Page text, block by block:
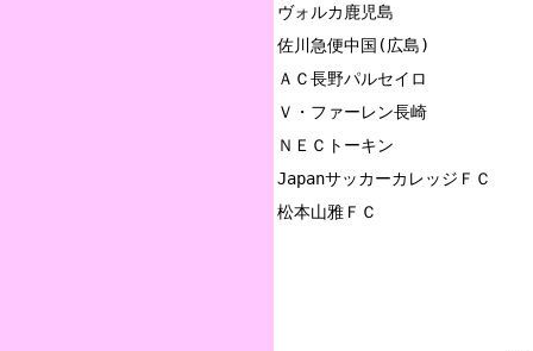
ヴォルカ鹿児島
佐川急便中国(広島)
ＡＣ長野パルセイロ
Ｖ・ファーレン長崎
ＮＥＣトーキン
JapanサッカーカレッジＦＣ